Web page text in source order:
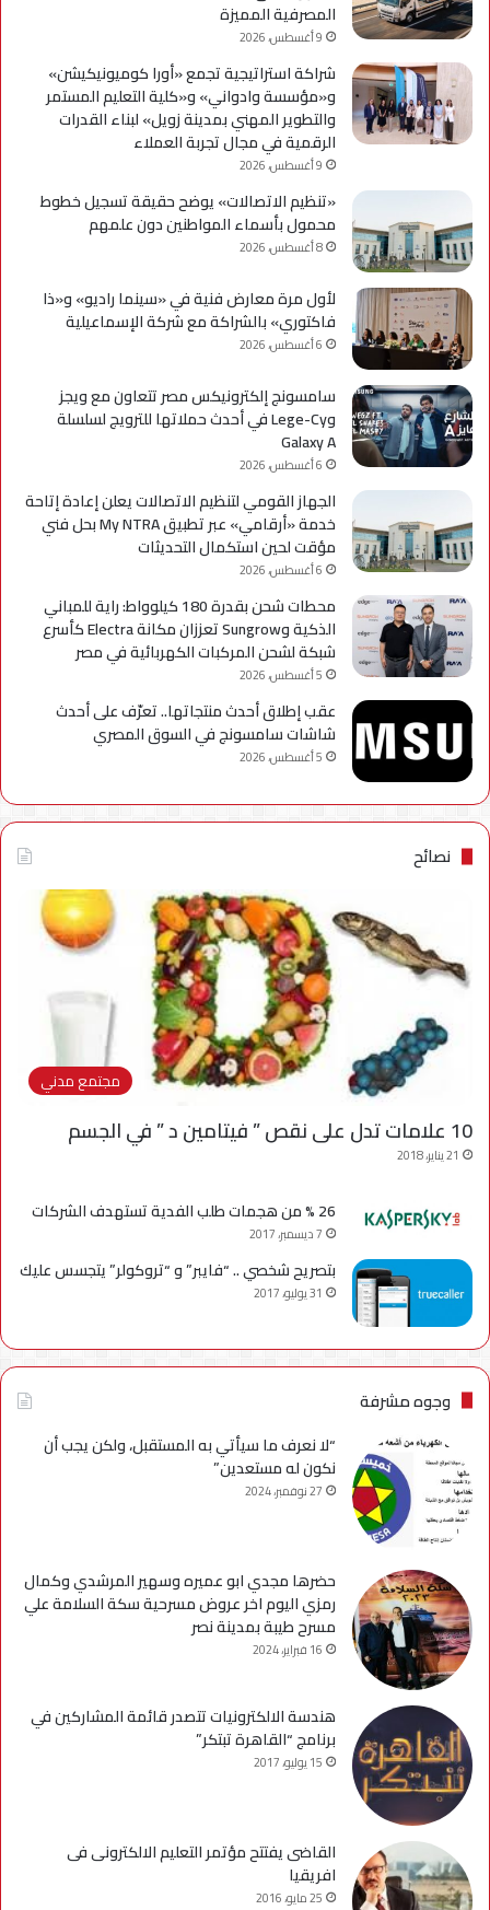
المصرفية المميزة
9 أغسطس، 2026
شراكة استراتيجية تجمع «أورا كوميونيكيشن»
و«مؤسسة وادواني» و«كلية التعليم المستمر
والتطوير المهني بمدينة زويل» لبناء القدرات
الرقمية في مجال تجربة العملاء
9 أغسطس، 2026
«تنظيم الاتصالات» يوضح حقيقة تسجيل خطوط
محمول بأسماء المواطنين دون علمهم
8 أغسطس، 2026
لأول مرة معارض فنية في «سينما راديو» و«ذا
فاكتوري» بالشراكة مع شركة الإسماعيلية
6 أغسطس، 2026
سامسونج إلكترونيكس مصر تتعاون مع ويجز
وLege-Cy في أحدث حملاتها للترويج لسلسلة
Galaxy A
6 أغسطس، 2026
الجهاز القومي لتنظيم الاتصالات يعلن إعادة إتاحة
خدمة «أرقامي» عبر تطبيق My NTRA بحل فني
مؤقت لحين استكمال التحديثات
6 أغسطس، 2026
محطات شحن بقدرة 180 كيلوواط: راية للمباني
الذكية وSungrow تعززان مكانة Electra كأسرع
شبكة لشحن المركبات الكهربائية في مصر
5 أغسطس، 2026
عقب إطلاق أحدث منتجاتها.. تعرّف على أحدث
شاشات سامسونج في السوق المصري
5 أغسطس، 2026
نصائح
مجتمع مدني
10 علامات تدل على نقص ” فيتامين د ” في الجسم
21 يناير، 2018
26 % من هجمات طلب الفدية تستهدف الشركات
7 ديسمبر، 2017
بتصريح شخصي .. “فايبر” و “تروكولر” يتجسس عليك
31 يوليو، 2017
وجوه مشرفة
“لا نعرف ما سيأتي به المستقبل، ولكن يجب أن
نكون له مستعدين”
27 نوفمبر، 2024
حضرها مجدي ابو عميره وسهير المرشدي وكمال
رمزي اليوم اخر عروض مسرحية سكة السلامة علي
مسرح طيبة بمدينة نصر
16 فبراير، 2024
هندسة الالكترونيات تتصدر قائمة المشاركين في
برنامج “القاهرة تبتكر”
15 يوليو، 2017
القاضى يفتتح مؤتمر التعليم الالكترونى فى
افريقيا
25 مايو، 2016